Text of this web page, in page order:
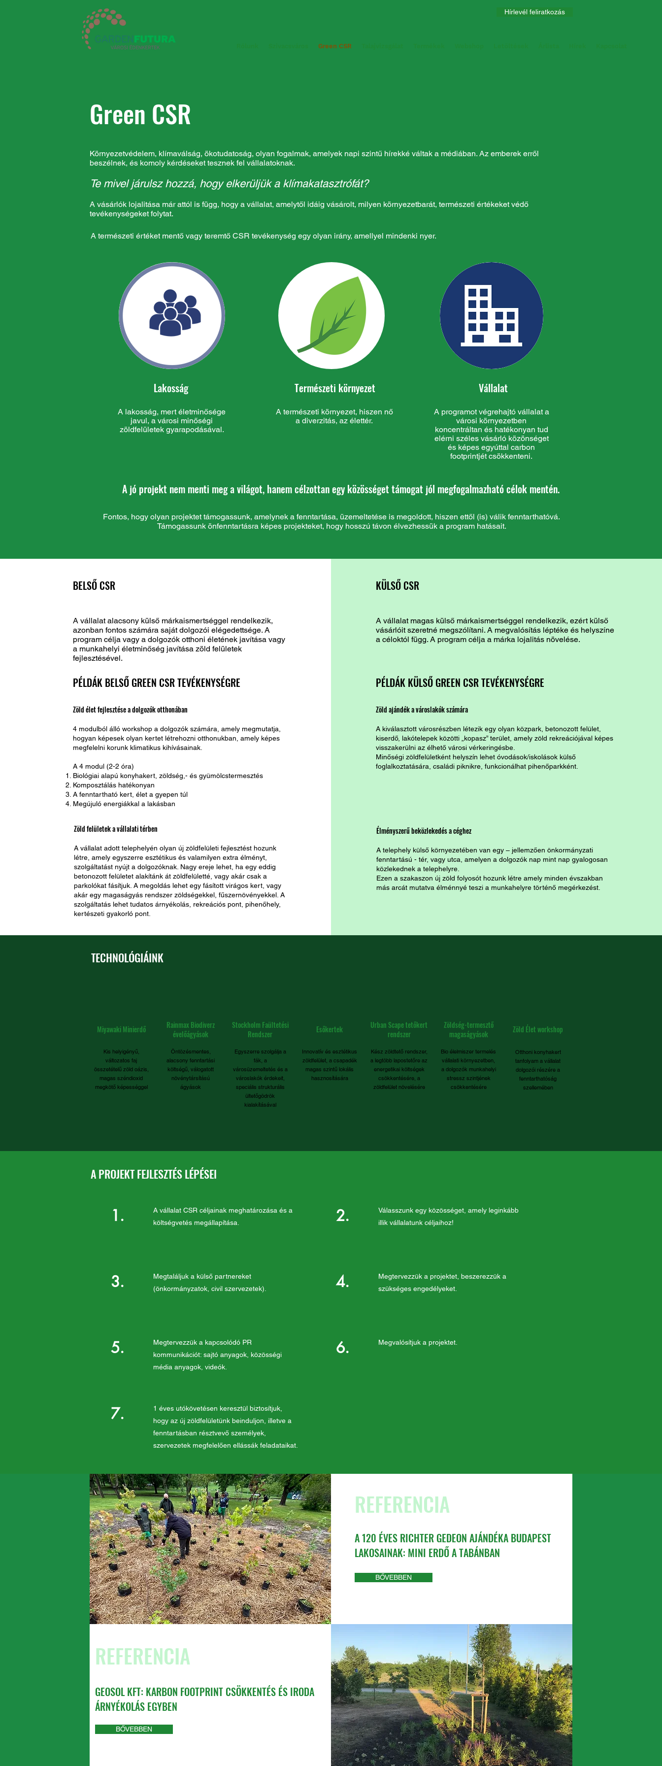
Green CSR
Hírlevél feliratkozás
Green CSR
Környezetvédelem, klímaválság, ökotudatoság, olyan fogalmak, amelyek napi szintű hírekké váltak a médiában. Az emberek erről
beszélnek, és komoly kérdéseket tesznek fel vállalatoknak.
Te mivel járulsz hozzá, hogy elkerüljük a klímakatasztrófát?
A vásárlók lojalitása már attól is függ, hogy a vállalat, amelytől idáig vásárolt, milyen környezetbarát, természeti értékeket védő
tevékenységeket folytat.
A természeti értéket mentő vagy teremtő CSR tevékenység egy olyan irány, amellyel mindenki nyer.
Lakosság
A lakosság, mert életminősége
javul, a városi minőségi
zöldfelületek gyarapodásával.
Természeti környezet
A természeti környezet, hiszen nő
a diverzitás, az élettér.
Vállalat
A programot végrehajtó vállalat a
városi környezetben
koncentráltan és hatékonyan tud
elérni széles vásárló közönséget
és képes egyúttal carbon
footprintjét csökkenteni.
A jó projekt nem menti meg a világot, hanem célzottan egy közösséget támogat jól megfogalmazható célok mentén.
Fontos, hogy olyan projektet támogassunk, amelynek a fenntartása, üzemeltetése is megoldott, hiszen ettől (is) válik fenntarthatóvá.
Támogassunk önfenntartásra képes projekteket, hogy hosszú távon élvezhessük a program hatásait.
BELSŐ CSR
A vállalat alacsony külső márkaismertséggel rendelkezik,
azonban fontos számára saját dolgozói elégedettsége. A
program célja vagy a dolgozók otthoni életének javítása vagy
a munkahelyi életminőség javítása zöld felületek
fejlesztésével.
PÉLDÁK BELSŐ GREEN CSR TEVÉKENYSÉGRE
Zöld élet fejlesztése a dolgozók otthonában
4 modulból álló workshop a dolgozók számára, amely megmutatja,
hogyan képesek olyan kertet létrehozni otthonukban, amely képes
megfelelni korunk klimatikus kihívásainak.
A 4 modul (2-2 óra)
Biológiai alapú konyhakert, zöldség,- és gyümölcstermesztés
Komposztálás hatékonyan
A fenntartható kert, élet a gyepen túl
Megújuló energiákkal a lakásban
Zöld felületek a vállalati térben
A vállalat adott telephelyén olyan új zöldfelületi fejlesztést hozunk
létre, amely egyszerre esztétikus és valamilyen extra élményt,
szolgáltatást nyújt a dolgozóknak. Nagy ereje lehet, ha egy eddig
betonozott felületet alakítánk át zöldfelületté, vagy akár csak a
parkolókat fásítjuk. A megoldás lehet egy fásított virágos kert, vagy
akár egy magaságyás rendszer zöldségekkel, fűszernövényekkel. A
szolgáltatás lehet tudatos árnyékolás, rekreációs pont, pihenőhely,
kertészeti gyakorló pont.
KÜLSŐ CSR
A vállalat magas külső márkaismertséggel rendelkezik, ezért külső
vásárlóit szeretné megszólítani. A megvalósítás léptéke és helyszíne
a céloktól függ. A program célja a márka lojalitás növelése.
PÉLDÁK KÜLSŐ GREEN CSR TEVÉKENYSÉGRE
Zöld ajándék a városlakók számára
A kiválasztott városrészben létezik egy olyan közpark, betonozott felület,
kiserdő, lakótelepek közötti „kopasz” terület, amely zöld rekreációjával képes
visszakerülni az élhető városi vérkeringésbe.
Minőségi zöldfelületként helyszín lehet óvodások/iskolások külső
foglalkoztatására, családi piknikre, funkcionálhat pihenőparkként.
Élményszerű beközlekedés a céghez
A telephely külső környezetében van egy – jellemzően önkormányzati
fenntartású - tér, vagy utca, amelyen a dolgozók nap mint nap gyalogosan
közlekednek a telephelyre.
Ezen a szakaszon új zöld folyosót hozunk létre amely minden évszakban
más arcát mutatva élménnyé teszi a munkahelyre történő megérkezést.
TECHNOLÓGIÁINK
Miyawaki Minierdő
Kis helyigényű,
változatos faj
összetételű zöld oázis,
magas széndioxid
megkötő képességgel
Rainmax Biodiverz
évelőágyások
Öntözésmentes,
alacsony fenntartási
költségű, válogatott
növénytársítású
ágyások
Stockholm Faültetési
Rendszer
Egyszerre szolgálja a
fák, a
városüzemeltetés és a
városlakók érdekeit,
speciális strukturális
ültetőgödrök
kialakításával
Esőkertek
Innovatív és esztétikus
zöldfelület, a csapadék
magas szintű lokális
hasznosítására
Urban Scape tetőkert
rendszer
Kész zöldtető rendszer,
a legtöbb lapostetőre az
energetikai költségek
csökkentésére, a
zöldfelület növelésére
Zöldség-termesztő
magaságyások
Bio élelmiszer termelés
vállalati környezetben,
a dolgozók munkahelyi
stressz szintjének
csökkentésére
Zöld Élet workshop
Otthoni konyhakert
tanfolyam a vállalat
dolgozói részére a
fenntarthatóság
szellemében
A PROJEKT FEJLESZTÉS LÉPÉSEI
1.
A vállalat CSR céljainak meghatározása és a
költségvetés megállapítása.
3.
Megtaláljuk a külső partnereket
(önkormányzatok, civil szervezetek).
5.
Megtervezzük a kapcsolódó PR
kommunikációt: sajtó anyagok, közösségi
média anyagok, videók.
7.
1 éves utókövetésen keresztül biztosítjuk,
hogy az új zöldfelületünk beinduljon, illetve a
fenntartásban résztvevő személyek,
szervezetek megfelelően ellássák feladataikat.
2.
Válasszunk egy közösséget, amely leginkább
illik vállalatunk céljaihoz!
4.
Megtervezzük a projektet, beszerezzük a
szükséges engedélyeket.
6. Megvalósítjuk a projektet.
REFERENCIA
A 120 ÉVES RICHTER GEDEON AJÁNDÉKA BUDAPEST
LAKOSAINAK: MINI ERDŐ A TABÁNBAN
BŐVEBBEN
REFERENCIA
GEOSOL KFT: KARBON FOOTPRINT CSÖKKENTÉS ÉS IRODA
ÁRNYÉKOLÁS EGYBEN
BŐVEBBEN